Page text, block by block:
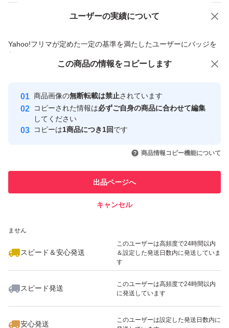
ユーザーの実績について
Yahoo!フリマが定めた一定の基準を満たしたユーザーにバッジを
付与しています
安心取引出品者
心・安全なユーザーです
取引実績
引を完了させた実績があります
での取引実績があります
ません
スピード＆安心発送
このユーザーは高頻度で24時間以内
＆設定した発送日数内に発送していま
す
スピード発送
このユーザーは高頻度で24時間以内
に発送しています
安心発送
このユーザーは設定した発送日数内に
価格の相談 商品への質問
この商品の情報をコピーします
商品画像の無断転載は禁止されています
コピーされた情報は必ずご自身の商品に合わせて編集
してください
コピーは1商品につき1回です
商品情報コピー機能について
出品ページへ
キャンセル
この商品をみている人にオススメ
いいね！
540